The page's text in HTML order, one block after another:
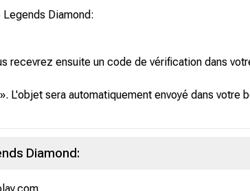
Diamond:
recevrez ensuite un code de vérification dans
sera automatiquement envoyé dans votre
Diamond: